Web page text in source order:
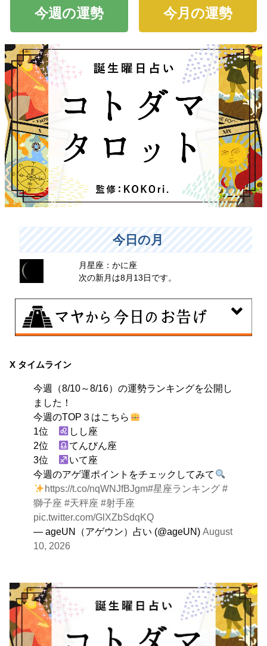
今週の運勢 今月の運勢
今日の月
月星座：かに座
次の新月は8月13日です。
自分をいつもとは違う特定の環境に追い込むことで、普
する。
X タイムライン
今週（8/10～8/16）の運勢ランキングを公開し
ました！
今週のTOP３はこちら
1位
しし座
2位
てんびん座
3位
いて座
今週のアゲ運ポイントをチェックしてみて
https://t.co/nqWNJfBJgm#星座ランキング #
獅子座 #天秤座 #射手座
pic.twitter.com/GlXZbSdqKQ
— ageUN（アゲウン）占い (@ageUN)August
10, 2026